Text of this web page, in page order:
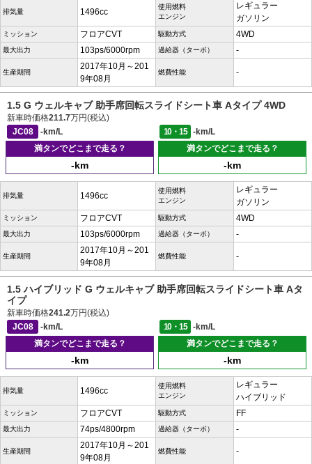
排気量 1496cc
使用燃料
エンジン
レギュラー
ガソリン
ミッション フロアCVT 駆動方式 4WD
最大出力 103ps/6000rpm 過給器（ターボ） -
生産期間
2017年10月～201
9年08月
燃費性能 -
1.5 G ウェルキャブ 助手席回転スライドシート車 Aタイプ 4WD
新車時価格211.7万円(税込)
JC08
-km/L 10・15
-km/L
満タンでどこまで走る？
-km
満タンでどこまで走る？
-km
排気量 1496cc
使用燃料
エンジン
レギュラー
ガソリン
ミッション フロアCVT 駆動方式 4WD
最大出力 103ps/6000rpm 過給器（ターボ） -
生産期間
2017年10月～201
9年08月
燃費性能 -
1.5 ハイブリッド G ウェルキャブ 助手席回転スライドシート車 Aタ
イプ
新車時価格241.2万円(税込)
JC08
-km/L 10・15
-km/L
満タンでどこまで走る？
-km
満タンでどこまで走る？
-km
排気量 1496cc
使用燃料
エンジン
レギュラー
ハイブリッド
ミッション フロアCVT 駆動方式 FF
最大出力 74ps/4800rpm 過給器（ターボ） -
生産期間
2017年10月～201
9年08月
燃費性能 -